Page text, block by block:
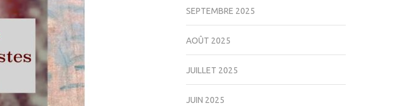
SEPTEMBRE 2025
AOÛT 2025
JUILLET 2025
JUIN 2025